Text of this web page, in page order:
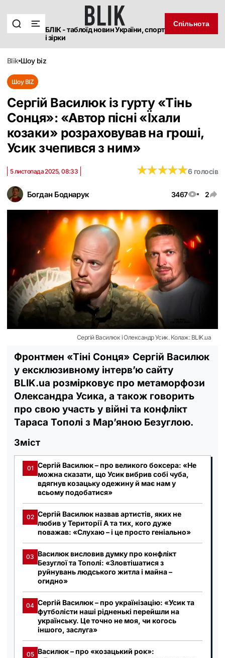
БЛІК - таблоїд новин України, спорт
і зірки
Спільнота
blik шоу biz
Шоу BIZ
Сергій Василюк із гурту «Тінь
Сонця»: «Автор пісні «Їхали
козаки» розраховував на гроші,
Усик зчепився з ним»
Богдан Боднарук 3467 2
5 листопада 2025, 08:33 ★★★★★
★★★★★6 голосів
Сергій Василюк і Олександр Усик. Колаж: BLIK.ua
Фронтмен «Тіні Сонця» Сергій Василюк
у ексклюзивному інтерв’ю сайту
BLIK.ua розмірковує про метаморфози
Олександра Усика, а також говорить
про свою участь у війні та конфлікт
Тараса Тополі з Мар’яною Безуглою.
Зміст
01 Сергій Василюк – про великого боксера: «Не
можна сказати, що Усик вибрив собі чуба,
вдягнув козацьку одежину й має нам у
всьому подобатися»
02 Сергій Василюк назвав артистів, яких не
любив у Території А та тих, кого дуже
поважав: «Слухаю – і це просто геніально»
03 Василюк висловив думку про конфлікт
Безуглої та Тополі: «Зловтішатися з
руйнувань людського житла і майна –
огидно»
04 Сергій Василюк – про українізацію: «Усик та
футболісти наші рідненькі перейшли на
українську. Це точно не моя, чи когось
іншого, заслуга»
05 Василюк – про «козацький рок»: